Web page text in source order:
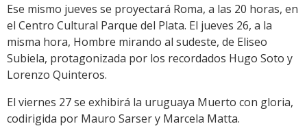
Ese mismo jueves se proyectará Roma, a las 20 horas, en
el Centro Cultural Parque del Plata. El jueves 26, a la
misma hora, Hombre mirando al sudeste, de Eliseo
Subiela, protagonizada por los recordados Hugo Soto y
Lorenzo Quinteros.
El viernes 27 se exhibirá la uruguaya Muerto con gloria,
codirigida por Mauro Sarser y Marcela Matta.